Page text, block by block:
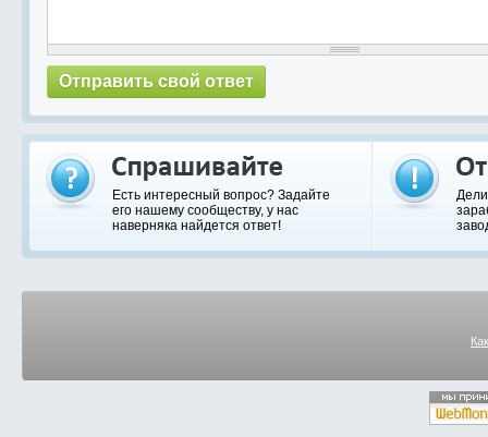
Есть интересный вопрос? Задайте
его нашему сообществу, у нас
наверняка найдется ответ!